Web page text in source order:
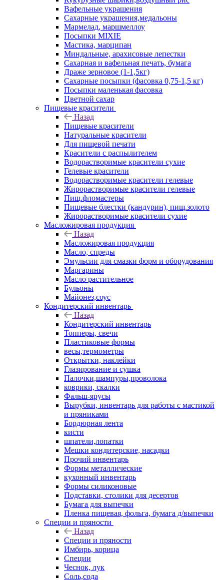
Вафельные украшения
Сахарные украшения,медальоны
Мармелад, маршмеллоу
Посыпки MIXIE
Мастика, марципан
Миндальные, арахисовые лепестки
Сахарная и вафельная печать, бумага
Драже зерновое (1-1,5кг)
Сахарные посыпки (фасовка 0,75-1,5 кг)
Посыпки маленькая фасовка
Цветной сахар
Пищевые красители
Назад
Пищевые красители
Натуральные красители
Для пищевой печати
Красители с распылителем
Водорастворимые красители сухие
Гелевые красители
Водорастворимые красители гелевые
Жирорастворимые красители гелевые
Пищ.фломастеры
Пищевые блестки (кандурин), пищ.золото
Жирорастворимые красители сухие
Масложировая продукция
Назад
Масложировая продукция
Масло, спреды
Эмульсии для смазки форм и оборудования
Маргарины
Масло растительное
Бульоны
Майонез,соус
Кондитерский инвентарь
Назад
Кондитерский инвентарь
Топперы, свечи
Пластиковые формы
весы,термометры
Открытки, наклейки
Глазирование и сушка
Палочки,шампуры,проволока
коврики, скалки
Фальш-ярусы
Вырубки, инвентарь для работы с мастикой
и пряниками
Бордюрная лента
кисти
шпатели,лопатки
Мешки кондитерские, насадки
Прочий инвентарь
Формы металлические
кухонный инвентарь
Формы силиконовые
Подставки, столики для десертов
Бумага для выпечки
Пленка пищевая, фольга, бумага д/выпечки
Специи и пряности
Назад
Специи и пряности
Имбирь, корица
Специи
Чеснок, лук
Соль,сода